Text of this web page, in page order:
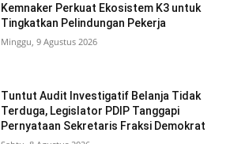
Kemnaker Perkuat Ekosistem K3 untuk
Tingkatkan Pelindungan Pekerja
Minggu, 9 Agustus 2026
Tuntut Audit Investigatif Belanja Tidak
Terduga, Legislator PDIP Tanggapi
Pernyataan Sekretaris Fraksi Demokrat